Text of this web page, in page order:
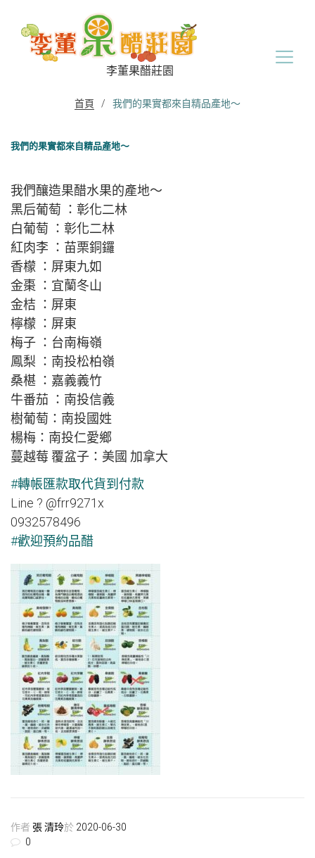
content
李董果醋莊園
首頁 / 我們的果實都來自精品產地～
我們的果實都來自精品產地～
我們釀造果醋水果的產地～
黑后葡萄 ：彰化二林
白葡萄 ：彰化二林
紅肉李 ：苗栗銅鑼
香檬 ：屏東九如
金棗 ：宜蘭冬山
金桔 ：屏東
檸檬 ：屏東
梅子 ：台南梅嶺
鳳梨 ：南投松柏嶺
桑椹 ：嘉義義竹
牛番茄 ：南投信義
樹葡萄：南投國姓
楊梅：南投仁愛鄉
蔓越莓 覆盆子：美國 加拿大
#轉帳匯款取代貨到付款
Line ? @frr9271x
0932578496
#歡迎預約品醋
作者 張 清玲於 2020-06-30
0